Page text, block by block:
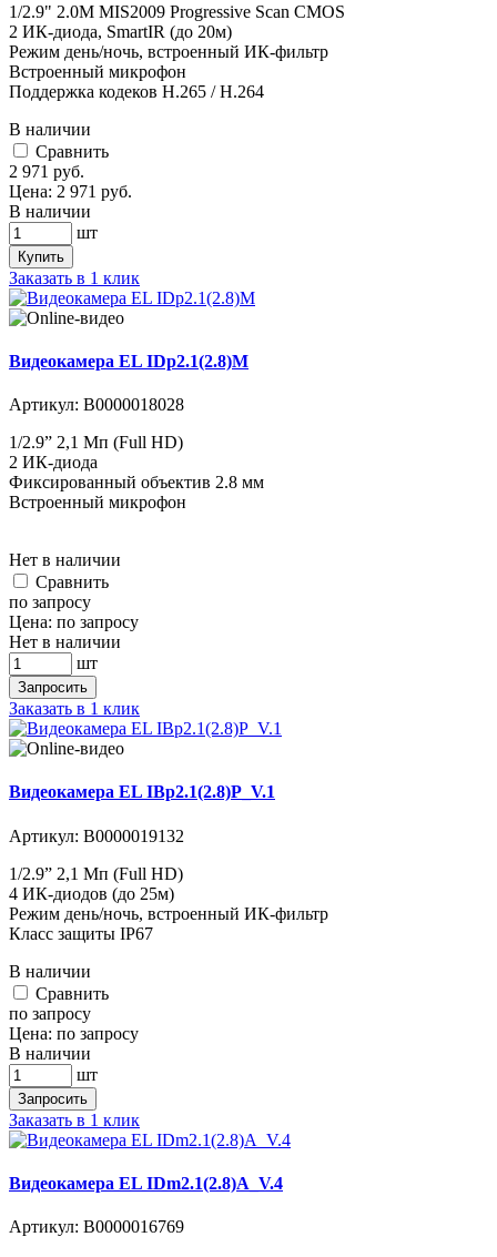
1/2.9" 2.0M MIS2009 Progressive Scan CMOS
2 ИК-диода, SmartIR (до 20м)
Режим день/ночь, встроенный ИК-фильтр
Встроенный микрофон
Поддержка кодеков H.265 / H.264
В наличии
Cравнить
2 971 руб.
Цена: 2 971 руб.
В наличии
шт
Купить
Заказать в 1 клик
Видеокамера EL IDp2.1(2.8)M
Артикул: В0000018028
1/2.9” 2,1 Мп (Full HD)
2 ИК-диода
Фиксированный объектив 2.8 мм
Встроенный микрофон
Нет в наличии
Cравнить
по запросу
Цена: по запросу
Нет в наличии
шт
Запросить
Заказать в 1 клик
Видеокамера EL IBp2.1(2.8)P_V.1
Артикул: В0000019132
1/2.9” 2,1 Мп (Full HD)
4 ИК-диодов (до 25м)
Режим день/ночь, встроенный ИК-фильтр
Класс защиты IР67
В наличии
Cравнить
по запросу
Цена: по запросу
В наличии
шт
Запросить
Заказать в 1 клик
Видеокамера EL IDm2.1(2.8)A_V.4
Артикул: В0000016769